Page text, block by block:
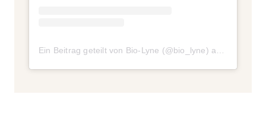
Ein Beitrag geteilt von Bio-Lyne (@bio_lyne) am